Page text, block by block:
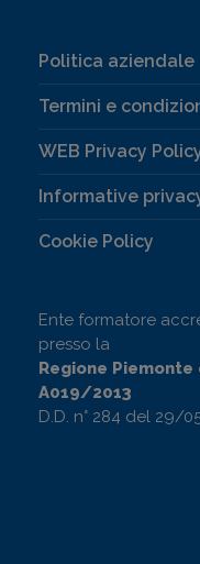
Politica aziendale
Termini e
WEB Privacy
Informative
Cookie Policy
Ente formatore
presso la
Regione
A019/2013
D.D. n° 284 del 29/